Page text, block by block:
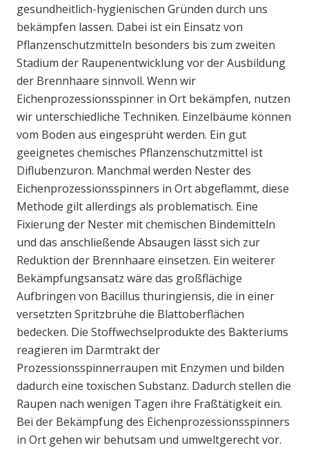
gesundheitlich-hygienischen Gründen durch uns
bekämpfen lassen. Dabei ist ein Einsatz von
Pflanzenschutzmitteln besonders bis zum zweiten
Stadium der Raupenentwicklung vor der Ausbildung
der Brennhaare sinnvoll. Wenn wir
Eichenprozessionsspinner in Ort bekämpfen, nutzen
wir unterschiedliche Techniken. Einzelbäume können
vom Boden aus eingesprüht werden. Ein gut
geeignetes chemisches Pflanzenschutzmittel ist
Diflubenzuron. Manchmal werden Nester des
Eichenprozessionsspinners in Ort abgeflammt, diese
Methode gilt allerdings als problematisch. Eine
Fixierung der Nester mit chemischen Bindemitteln
und das anschließende Absaugen lässt sich zur
Reduktion der Brennhaare einsetzen. Ein weiterer
Bekämpfungsansatz wäre das großflächige
Aufbringen von Bacillus thuringiensis, die in einer
versetzten Spritzbrühe die Blattoberflächen
bedecken. Die Stoffwechselprodukte des Bakteriums
reagieren im Darmtrakt der
Prozessionsspinnerraupen mit Enzymen und bilden
dadurch eine toxischen Substanz. Dadurch stellen die
Raupen nach wenigen Tagen ihre Fraßtätigkeit ein.
Bei der Bekämpfung des Eichenprozessionsspinners
in Ort gehen wir behutsam und umweltgerecht vor.